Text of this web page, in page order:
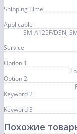
Shipping Time
Applicable
SM-A125F/DSN,
Service
Option 1
Option 2
Keyword 2
Keyword 3
Похожие